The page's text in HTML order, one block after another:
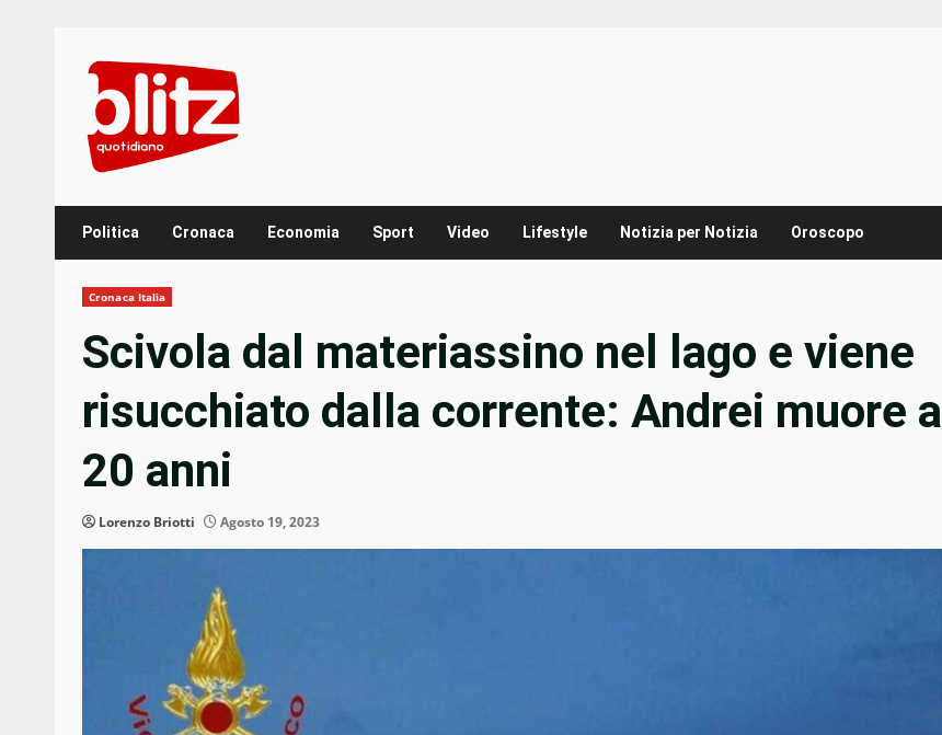
content
Politica Cronaca Economia Sport Video Lifestyle Notizia per Notizia Oroscopo
Cronaca Italia
Scivola dal materiassino nel lago e viene
risucchiato dalla corrente: Andrei muore a
20 anni
Lorenzo Briotti Agosto 19, 2023